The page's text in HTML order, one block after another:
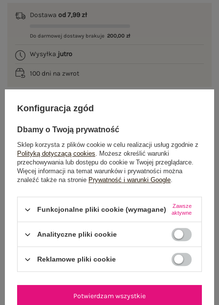
Dostawa od 7,99 zł
Do darmowej dostawy brakuje 200,00 zł
Wysyłka jutro
100 dni na zwrot
GŁÓWNE PARAMETRY
OPINIE O PRODUKCIE (0)
ZWROTY I REKLAMACJE
OSTATNIO OGLĄDANE
Zobacz wszystko
Konfiguracja zgód
Dbamy o Twoją prywatność
Sklep korzysta z plików cookie w celu realizacji usług zgodnie z
Polityką dotyczącą cookies. Możesz określić warunki
przechowywania lub dostępu do cookie w Twojej przeglądarce.
Więcej informacji na temat warunków i prywatności można
znaleźć także na stronie Prywatność i warunki Google.
Funkcjonalne pliki cookie (wymagane)
Zawsze
aktywne
Analityczne pliki cookie
Reklamowe pliki cookie
Potwierdzam wszystkie